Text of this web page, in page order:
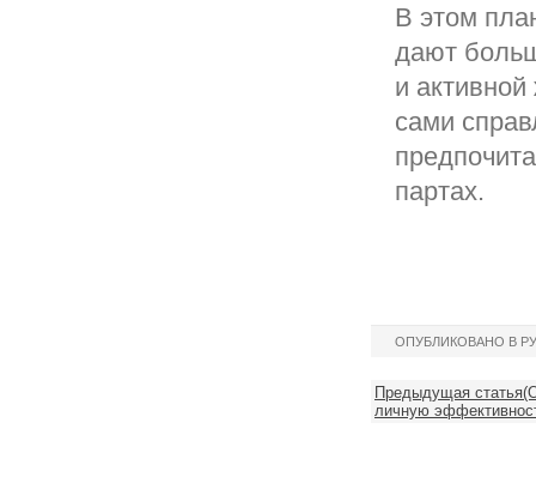
В этом
дают
и
сами
партах.
ОПУБЛИКОВАНО В
Предыдущая
личную